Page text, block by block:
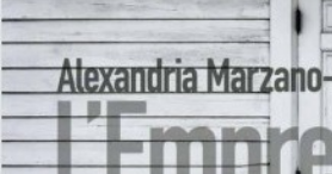
LIRE LA SUITE